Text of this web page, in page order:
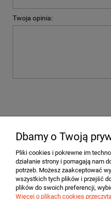
Twoja opinia:
MOJE
Dbamy o Twoją
Pliki cookies i pokrewne im
działanie strony i pomagają nam
potrzeb. Możesz zaakceptować
wszystkich tych plików i przejść
plików do swoich preferencji,
Więcej o plikach cookies